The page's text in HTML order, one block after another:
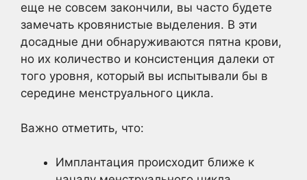
еще не совсем закончили, вы часто будете
замечать кровянистые выделения. В эти
досадные дни обнаруживаются пятна крови,
но их количество и консистенция далеки от
того уровня, который вы испытывали бы в
середине менструального цикла.
Важно отметить, что:
Имплантация происходит ближе к